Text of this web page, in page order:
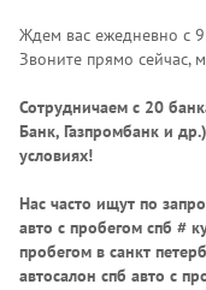
Ждем вас ежедневно с
Звоните прямо сейчас,
Сотрудничаем с 20
Банк, Газпромбанк и др.)
условиях!
Нас часто ищут по
авто с пробегом спб #
пробегом в санкт
автосалон спб авто с